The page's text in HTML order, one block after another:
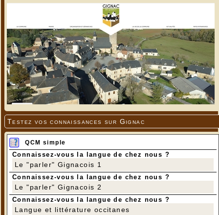
Testez vos connaissances sur Gignac
QCM simple
Connaissez-vous la langue de chez nous ?
Le "parler" Gignacois 1
Connaissez-vous la langue de chez nous ?
Le "parler" Gignacois 2
Connaissez-vous la langue de chez nous ?
Langue et littérature occitanes